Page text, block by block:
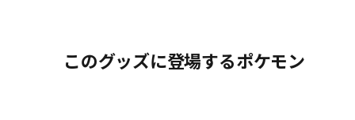
このグッズに登場するポケモン